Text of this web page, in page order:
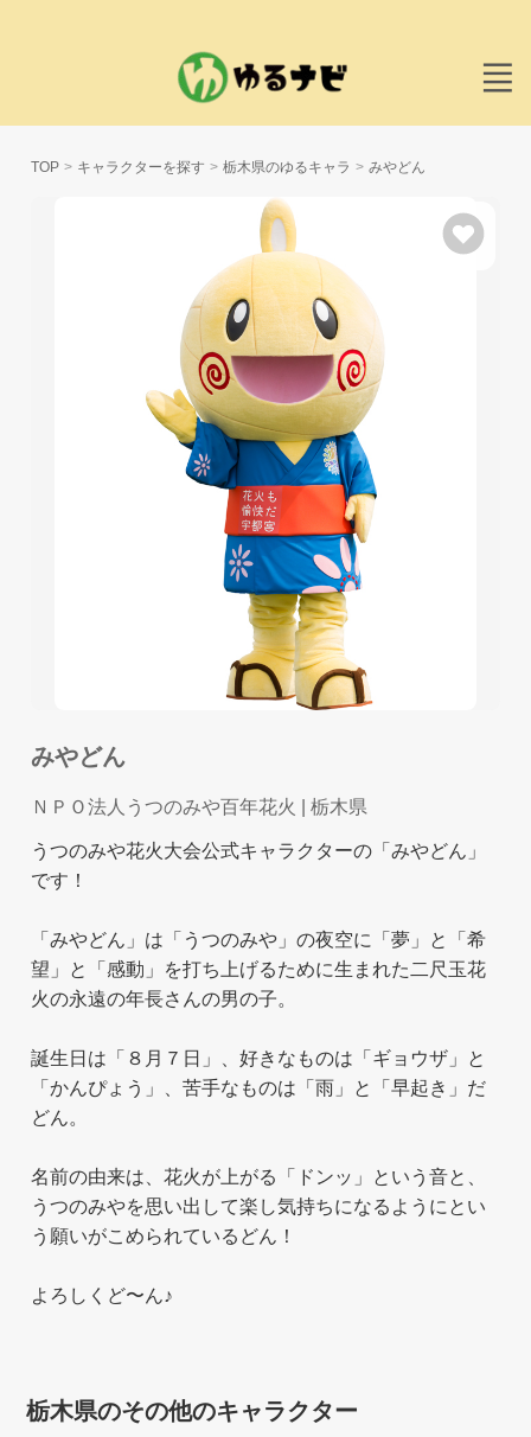
TOP キャラクターを探す 栃木県のゆるキャラ みやどん
みやどん
ＮＰＯ法人うつのみや百年花火 | 栃木県
うつのみや花火大会公式キャラクターの「みやどん」
です！
「みやどん」は「うつのみや」の夜空に「夢」と「希
望」と「感動」を打ち上げるために生まれた二尺玉花
火の永遠の年長さんの男の子。
誕生日は「８月７日」、好きなものは「ギョウザ」と
「かんぴょう」、苦手なものは「雨」と「早起き」だ
どん。
名前の由来は、花火が上がる「ドンッ」という音と、
うつのみやを思い出して楽し気持ちになるようにとい
う願いがこめられているどん！
よろしくど〜ん♪
栃木県のその他のキャラクター